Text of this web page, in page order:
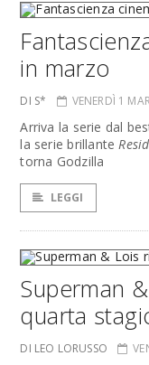
in marzo
DI S* VENERDÌ 1
Arriva la serie dal
la serie brillante
torna Godzilla
LEGGI
Superman
quarta
DI LEO LORUSSO